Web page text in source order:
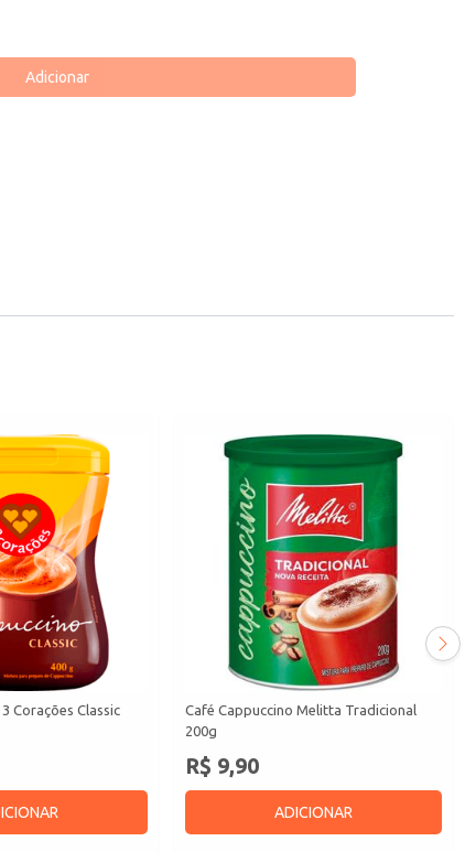
Adicionar
Corações Classic
Café Cappuccino Melitta Tradicional
200g
R$ 9,90
ADICIONAR